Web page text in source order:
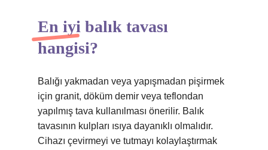
En iyi balık tavası
hangisi?
Balığı yakmadan veya yapışmadan pişirmek
için granit, döküm demir veya teflondan
yapılmış tava kullanılması önerilir. Balık
tavasının kulpları ısıya dayanıklı olmalıdır.
Cihazı çevirmeyi ve tutmayı kolaylaştırmak